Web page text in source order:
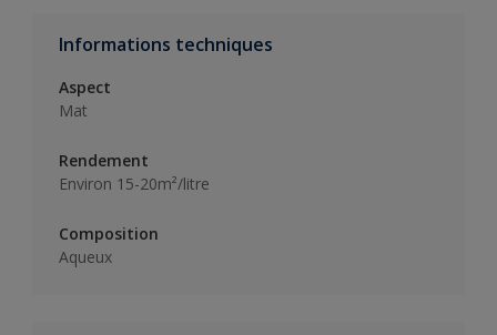
Informations techniques
Aspect
Mat
Rendement
Environ 15-20m²/litre
Composition
Aqueux